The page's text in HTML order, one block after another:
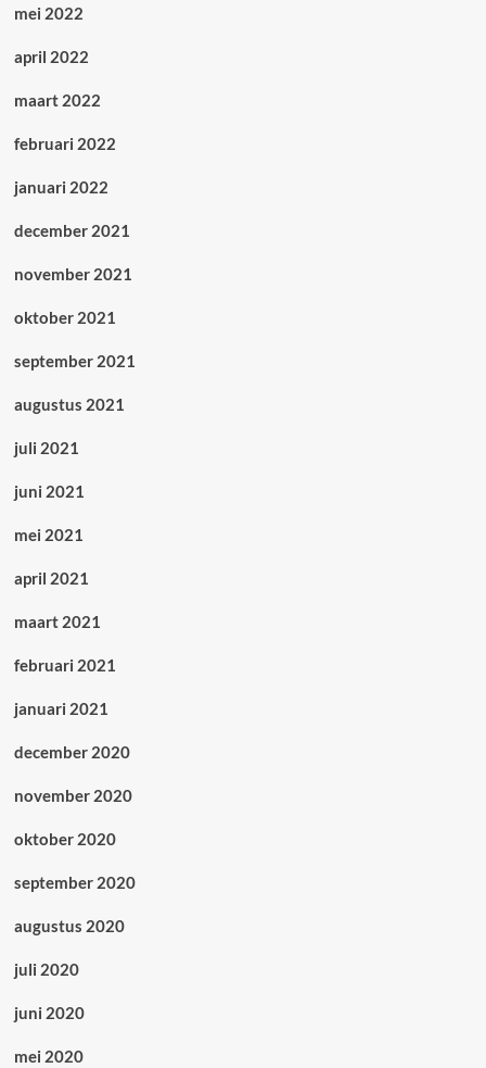
mei 2022
april 2022
maart 2022
februari 2022
januari 2022
december 2021
november 2021
oktober 2021
september 2021
augustus 2021
juli 2021
juni 2021
mei 2021
april 2021
maart 2021
februari 2021
januari 2021
december 2020
november 2020
oktober 2020
september 2020
augustus 2020
juli 2020
juni 2020
mei 2020